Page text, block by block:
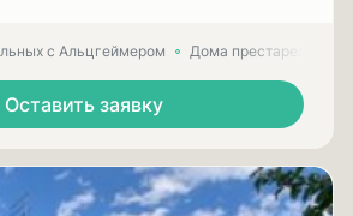
с Альцгеймером Дома престарелых
Оставить заявку